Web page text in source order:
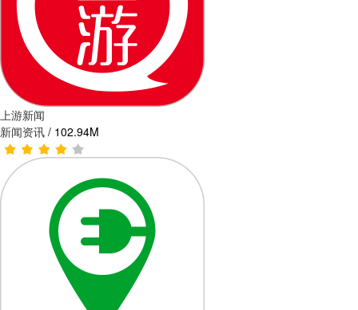
上游新闻
新闻资讯 / 102.94M